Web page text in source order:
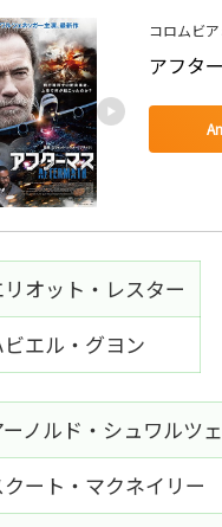
コロムビ
アフタ
リオット・レスター
ビエル・グヨン
ーノルド・シュワルツ
クート・マクネイリー